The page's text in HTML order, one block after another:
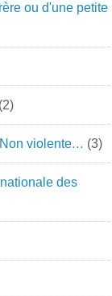
ou d'une petite
(2)
violente… (3)
des